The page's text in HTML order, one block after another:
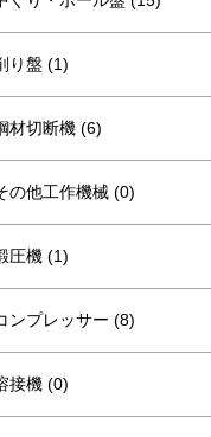
り盤 (1)
材切断機 (6)
の他工作機械 (0)
圧機 (1)
ンプレッサー (8)
接機 (0)